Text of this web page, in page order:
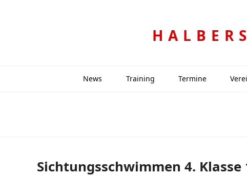
News Training Termine
Sichtungsschwimmen 4. Klasse